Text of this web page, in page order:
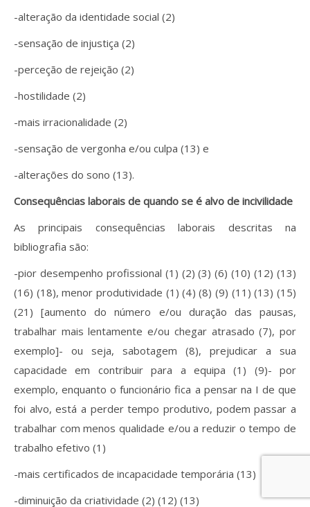
-alteração da identidade social (2)
-sensação de injustiça (2)
-perceção de rejeição (2)
-hostilidade (2)
-mais irracionalidade (2)
-sensação de vergonha e/ou culpa (13) e
-alterações do sono (13).
Consequências laborais de quando se é alvo de incivilidade
As principais consequências laborais descritas na
bibliografia são:
-pior desempenho profissional (1) (2) (3) (6) (10) (12) (13)
(16) (18), menor produtividade (1) (4) (8) (9) (11) (13) (15)
(21) [aumento do número e/ou duração das pausas,
trabalhar mais lentamente e/ou chegar atrasado (7), por
exemplo]- ou seja, sabotagem (8), prejudicar a sua
capacidade em contribuir para a equipa (1) (9)- por
exemplo, enquanto o funcionário fica a pensar na I de que
foi alvo, está a perder tempo produtivo, podem passar a
trabalhar com menos qualidade e/ou a reduzir o tempo de
trabalho efetivo (1)
-mais certificados de incapacidade temporária (13)
-diminuição da criatividade (2) (12) (13)